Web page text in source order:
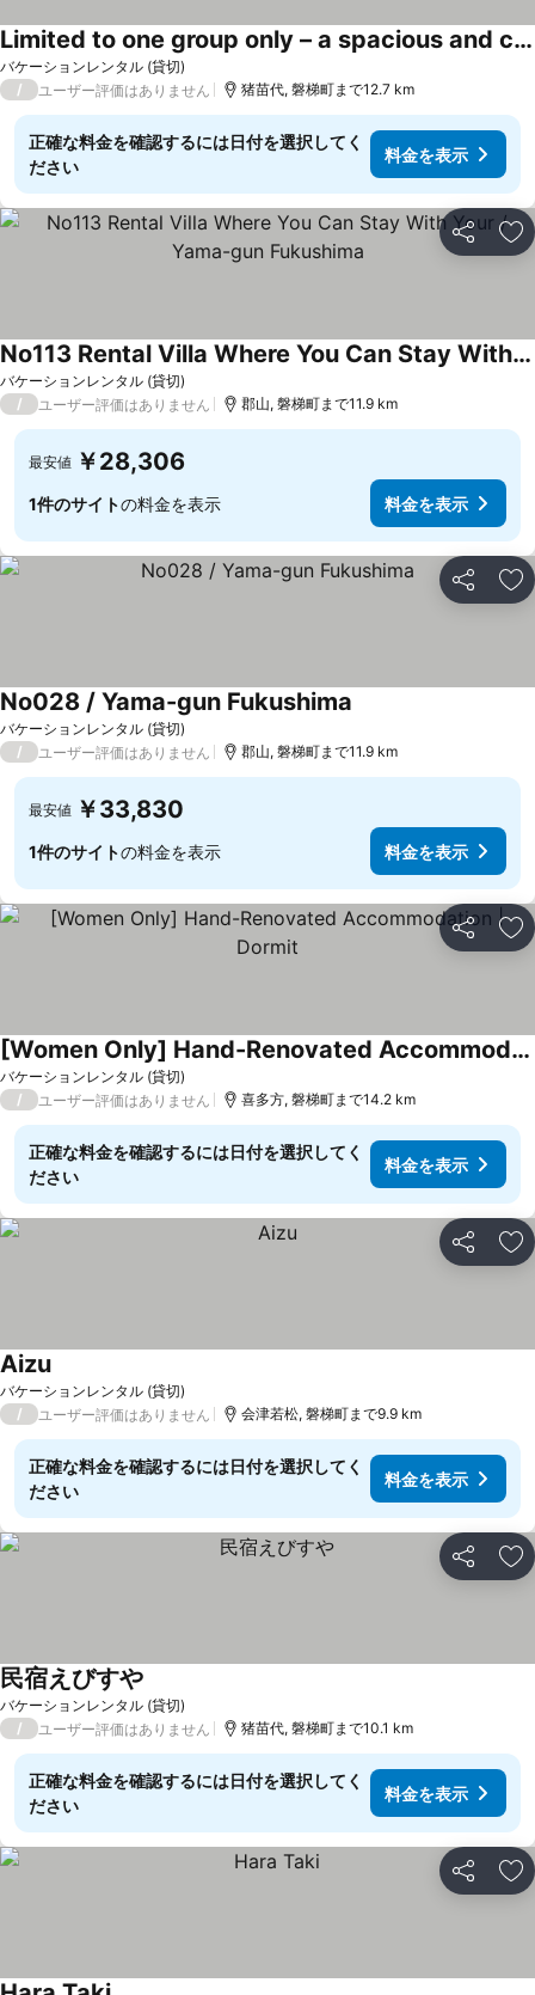
バケーションレンタル (貸切)
Limited to one group only – a spacious and comfortable Japanese-style room.
/ ユーザー評価はありません 猪苗代, 磐梯町まで12.7 km
正確な料金を確認するには日付を選択してく
ださい
料金を表示
シェア お
バケーションレンタル (貸切)
No113 Rental Villa Where You Can Stay With Your / Yama-gun Fukushima
/ ユーザー評価はありません 郡山, 磐梯町まで11.9 km
最安値 ￥28,306
1件のサイトの料金を表示 料金を表示
シェア お
バケーションレンタル (貸切)
No028 / Yama-gun Fukushima
/ ユーザー評価はありません 郡山, 磐梯町まで11.9 km
最安値 ￥33,830
1件のサイトの料金を表示 料金を表示
シェア お
バケーションレンタル (貸切)
[Women Only] Hand-Renovated Accommodation | Dormit
/ ユーザー評価はありません 喜多方, 磐梯町まで14.2 km
正確な料金を確認するには日付を選択してく
ださい
料金を表示
シェア お
バケーションレンタル (貸切)
Aizu
/ ユーザー評価はありません 会津若松, 磐梯町まで9.9 km
正確な料金を確認するには日付を選択してく
ださい
料金を表示
シェア お
バケーションレンタル (貸切)
民宿えびすや
/ ユーザー評価はありません 猪苗代, 磐梯町まで10.1 km
正確な料金を確認するには日付を選択してく
ださい
料金を表示
シェア お